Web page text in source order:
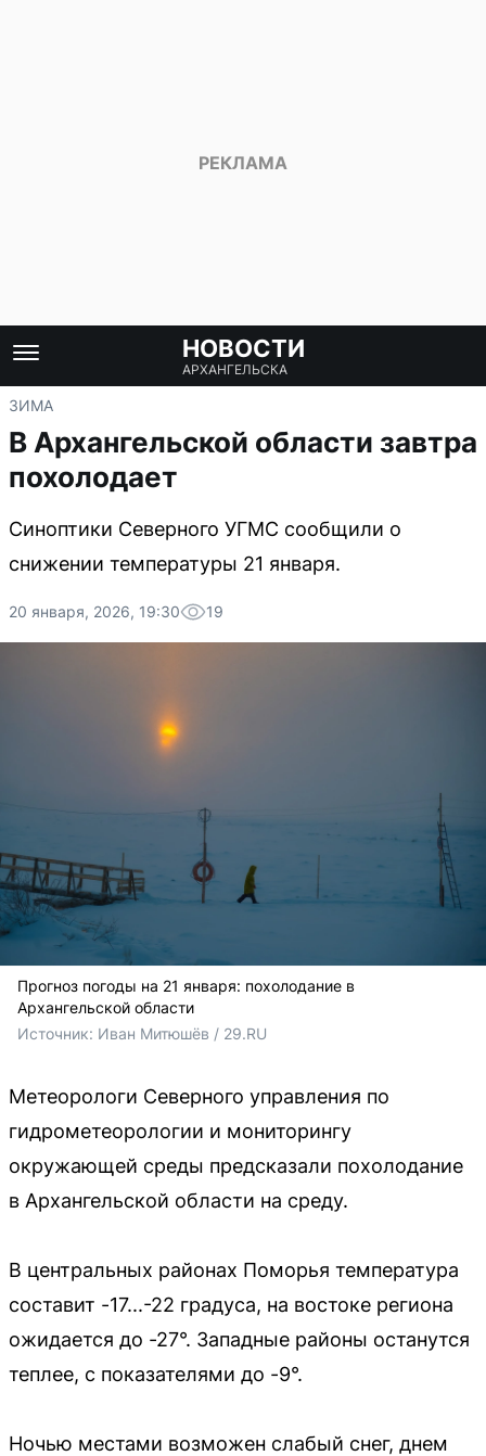
НОВОСТИ
АРХАНГЕЛЬСКА
ЗИМА
В Архангельской области завтра
похолодает
Синоптики Северного УГМС сообщили о
снижении температуры 21 января.
20 января, 2026, 19:30 19
Прогноз погоды на 21 января: похолодание в
Архангельской области
Источник: Иван Митюшёв / 29.RU
Метеорологи Северного управления по
гидрометеорологии и мониторингу
окружающей среды предсказали похолодание
в Архангельской области на среду.
В центральных районах Поморья температура
составит -17...-22 градуса, на востоке региона
ожидается до -27°. Западные районы останутся
теплее, с показателями до -9°.
Ночью местами возможен слабый снег, днем